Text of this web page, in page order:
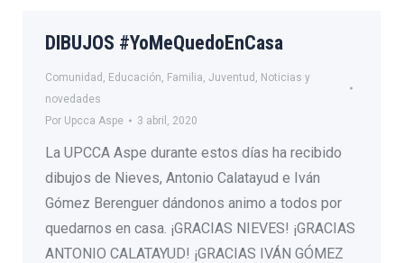
DIBUJOS #YoMeQuedoEnCasa
Comunidad , Educación, Familia, Juventud , Noticias y
novedades
Por Upcca Aspe 3 abril, 2020
La UPCCA Aspe durante estos días ha recibido
dibujos de Nieves, Antonio Calatayud e Iván
Gómez Berenguer dándonos animo a todos por
quedarnos en casa. ¡GRACIAS NIEVES! ¡GRACIAS
ANTONIO CALATAYUD! ¡GRACIAS IVÁN GÓMEZ